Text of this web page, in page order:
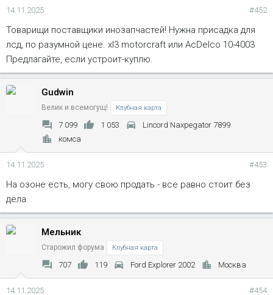
14.11.2025 #452
Товарищи поставщики инозапчастей! Нужна присадка для
лсд, по разумной цене. xl3 motorcraft или AcDelco 10-4003
Предлагайте, если устроит-куплю.
Gudwin
Велик и всемогущ! Клубная карта
7 099 1 053
Lincord Naxpegator 7899
комса
14.11.2025 #453
На озоне есть, могу свою продать - все равно стоит без
дела
Мельник
Старожил форума Клубная карта
707 119 Ford Explorer 2002 Москва
14.11.2025 #454